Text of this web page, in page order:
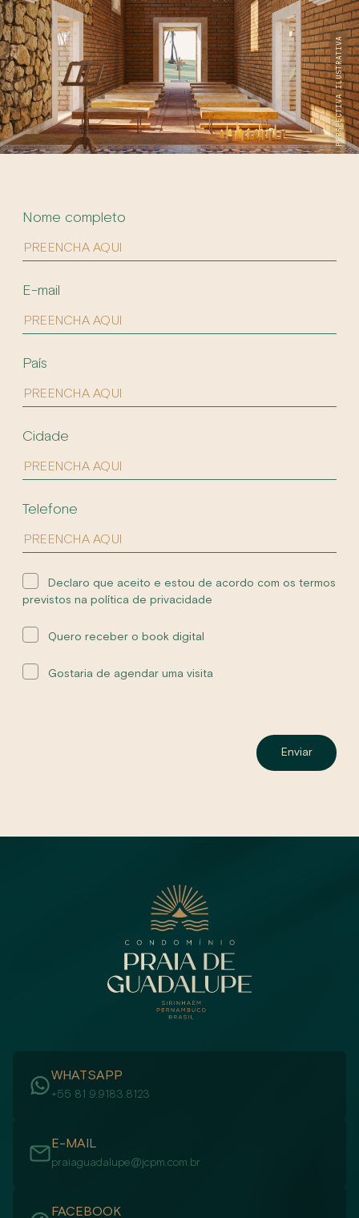
PERSPECTIVA ILUSTRATIVA
Nome completo
E-mail
País
Cidade
Telefone
Declaro que aceito e estou de acordo com os termos
previstos na política de privacidade
Quero receber o book digital
Gostaria de agendar uma visita
Enviar
WHATSAPP
+55 81 9.9183.8123
E-MAIL
praiaguadalupe@jcpm.com.br
FACEBOOK